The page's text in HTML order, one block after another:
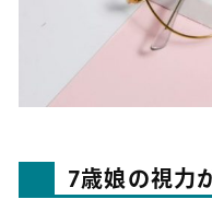
7歳娘の視力